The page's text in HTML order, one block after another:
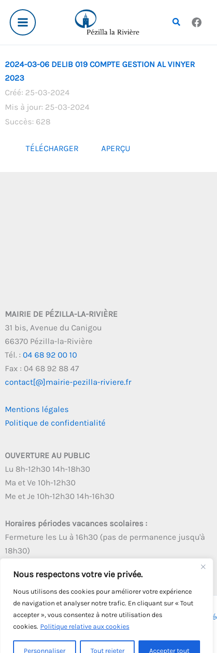
Nous respectons votre vie privée.
Nous utilisons des cookies pour améliorer votre expérience
de navigation et analyser notre trafic. En cliquant sur « Tout
accepter », vous consentez à notre utilisation des
cookies. Politique relative aux cookies
Personnaliser Tout rejeter Accepter tout
contenu
Rechercher
2024-03-06 DELIB 019 COMPTE GESTION AL VINYER
2023
Créé: 25-03-2024
Mis à jour: 25-03-2024
Succès: 628
TÉLÉCHARGER APERÇU
MAIRIE DE PÉZILLA-LA-RIVIÈRE
31 bis, Avenue du Canigou
66370 Pézilla-la-Rivière
Tél. : 04 68 92 00 10
Fax : 04 68 92 88 47
contact[@]mairie-pezilla-riviere.fr
Mentions légales
Politique de confidentialité
OUVERTURE AU PUBLIC
Lu 8h-12h30 14h-18h30
Ma et Ve 10h-12h30
Me et Je 10h-12h30 14h-16h30
Horaires périodes vacances scolaires :
Fermeture les Lu à 16h30 (pas de permanence jusqu'à
18h30)
Copyright © 2026 - Tous droits réservés - | Webmaster
Solution